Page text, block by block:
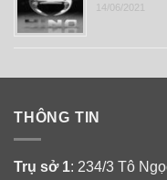
14/06/2021
THÔNG TIN
Trụ sở 1: 234/3 Tô